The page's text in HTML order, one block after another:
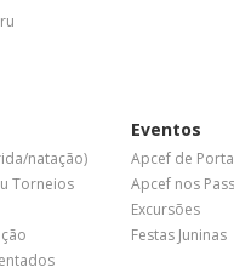
natação)
Torneios
Eventos
Apcef de
Apcef nos
Excursões
Festas Juninas